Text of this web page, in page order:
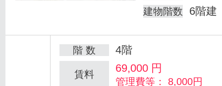
建物階数 6階建
階 数 4階
賃料 69,000 円
管理費等： 8,000円